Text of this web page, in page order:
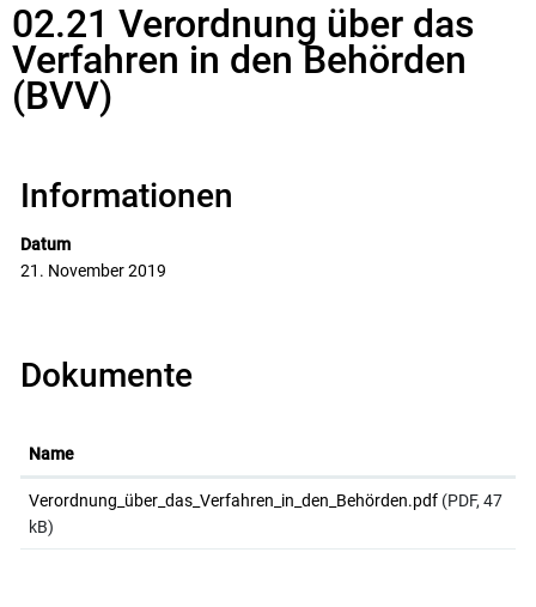
02.21 Verordnung über das
Verfahren in den Behörden
(BVV)
Informationen
Datum
21. November 2019
Dokumente
Name
Verordnung_über_das_Verfahren_in_den_Behörden.pdf (PDF, 47
kB)
Zugehörige Objekte